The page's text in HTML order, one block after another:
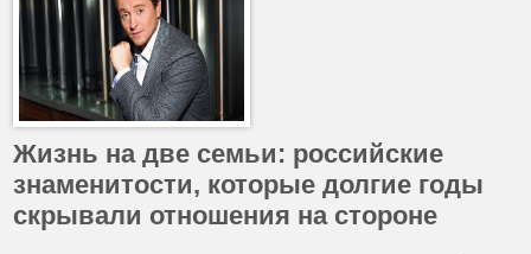
Жизнь на две семьи: российские
знаменитости, которые долгие годы
скрывали отношения на стороне